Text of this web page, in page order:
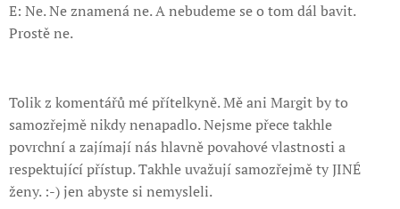
E: Ne. Ne znamená ne. A nebudeme se o tom dál bavit.
Prostě ne.
Tolik z komentářů mé přítelkyně. Mě ani Margit by to
samozřejmě nikdy nenapadlo. Nejsme přece takhle
povrchní a zajímají nás hlavně povahové vlastnosti a
respektující přístup. Takhle uvažují samozřejmě ty JINÉ
ženy. :-) jen abyste si nemysleli.